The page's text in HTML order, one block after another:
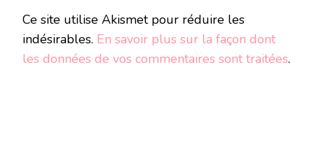
Ce site utilise Akismet pour réduire les
indésirables. En savoir plus sur la façon dont
les données de vos commentaires sont traitées.